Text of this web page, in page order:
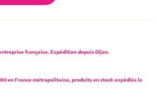
française. Expédition depuis Dijon.
en France métropolitaine, produits en stock expédiés le